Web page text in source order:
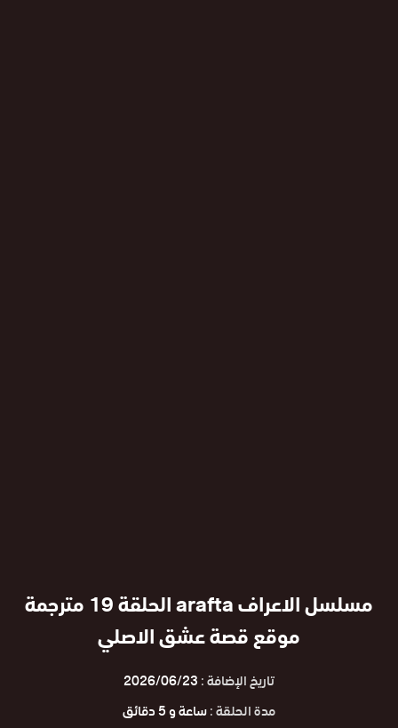
مسلسل الاعراف arafta الحلقة 19 مترجمة
موقع قصة عشق الاصلي
تاريخ الإضافة :2026/06/23
مدة الحلقة :ساعة و 5 دقائق